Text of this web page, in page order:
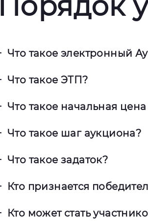
Что такое электронный
Это процесс покупки и
посредством Интернета. В
Интернет-сайт.
Что такое ЭТП?
Электронная торговая
онлайн. С правилами и
Что такое начальная цена
Установленная организатором
Что такое шаг аукциона?
Величина повышения
Что такое задаток?
Денежные средства,
Перечисленный задаток
Кто признается
Участник, предложивший
Кто может стать